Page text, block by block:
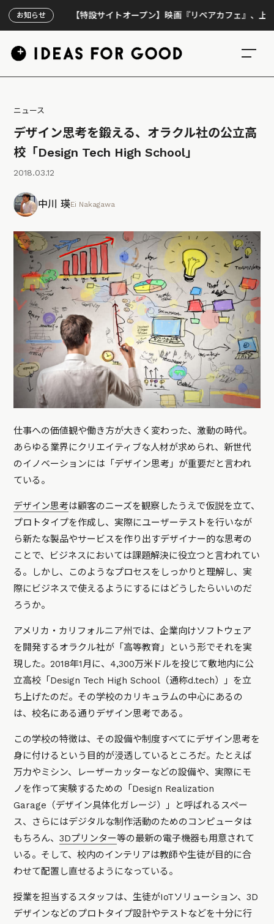
お知らせ【特設サイトオープン】映画『リペアカフェ』、上映300回
ニュース
デザイン思考を鍛える、オラクル社の公立高
校「Design Tech High School」
2018.03.12
中川 瑛Ei Nakagawa
仕事への価値観や働き方が大きく変わった、激動の時代。
あらゆる業界にクリエイティブな人材が求められ、新世代
のイノベーションには「デザイン思考」が重要だと言われ
ている。
デザイン思考は顧客のニーズを観察したうえで仮説を立て、
プロトタイプを作成し、実際にユーザーテストを行いなが
ら新たな製品やサービスを作り出すデザイナー的な思考の
ことで、ビジネスにおいては課題解決に役立つと言われてい
る。しかし、このようなプロセスをしっかりと理解し、実
際にビジネスで使えるようにするにはどうしたらいいのだ
ろうか。
アメリカ・カリフォルニア州では、企業向けソフトウェア
を開発するオラクル社が「高等教育」という形でそれを実
現した。2018年1月に、4,300万米ドルを投じて敷地内に公
立高校「Design Tech High School（通称d.tech）」を立
ち上げたのだ。その学校のカリキュラムの中心にあるの
は、校名にある通りデザイン思考である。
この学校の特徴は、その設備や制度すべてにデザイン思考を
身に付けるという目的が浸透しているところだ。たとえば
万力やミシン、レーザーカッターなどの設備や、実際にモ
ノを作って実験するための「Design Realization
Garage（デザイン具体化ガレージ）」と呼ばれるスペー
ス、さらにはデジタルな制作活動のためのコンピュータは
もちろん、3Dプリンター等の最新の電子機器も用意されて
いる。そして、校内のインテリアは教師や生徒が目的に合
わせて配置し直せるようになっている。
授業を担当するスタッフは、生徒がIoTソリューション、3D
デザインなどのプロトタイプ設計やテストなどを十分に行